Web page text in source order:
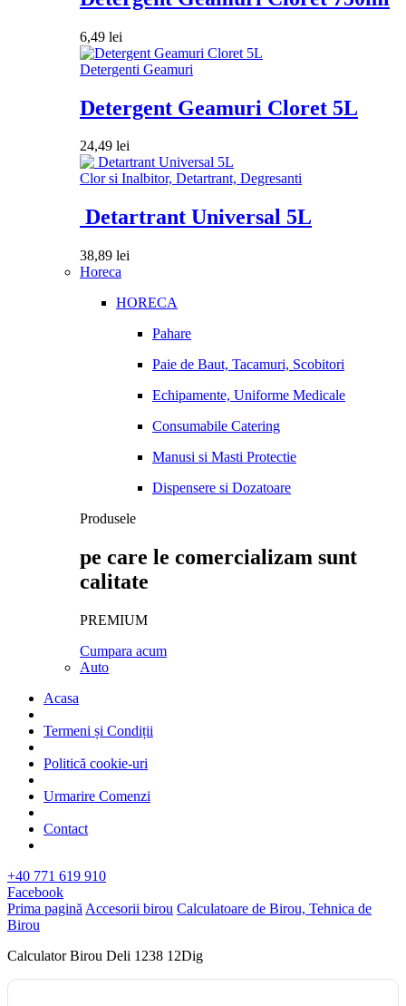
6,49 lei
Detergenti Geamuri
Detergent Geamuri Cloret 5L
24,49 lei
Clor si Inalbitor, Detartrant, Degresanti
Detartrant Universal 5L
38,89 lei
Horeca
HORECA
Pahare
Paie de Baut, Tacamuri, Scobitori
Echipamente, Uniforme Medicale
Consumabile Catering
Manusi si Masti Protectie
Dispensere si Dozatoare
Produsele
pe care le comercializam sunt
calitate
PREMIUM
Cumpara acum
Auto
Acasa
Termeni și Condiții
Politică cookie-uri
Urmarire Comenzi
Contact
+40 771 619 910
Facebook
Prima pagină Accesorii birou Calculatoare de Birou, Tehnica de
Birou
Calculator Birou Deli 1238 12Dig